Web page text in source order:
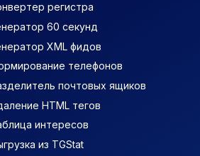
регистра
60 секунд
XML фидов
телефонов
почтовых ящиков
HTML тегов
интересов
из TGStat